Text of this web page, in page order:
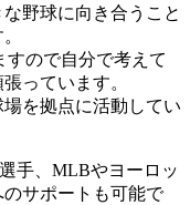
野球に向き合うこと
ので自分で考えて
っています。
を拠点に活動してい
手、MLBやヨーロッ
サポートも可能で